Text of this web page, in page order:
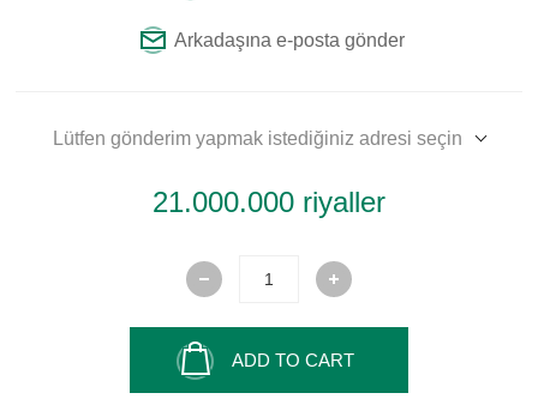
Arkadaşına e-posta gönder
Lütfen gönderim yapmak istediğiniz adresi seçin
21.000.000 riyaller
ADD TO CART